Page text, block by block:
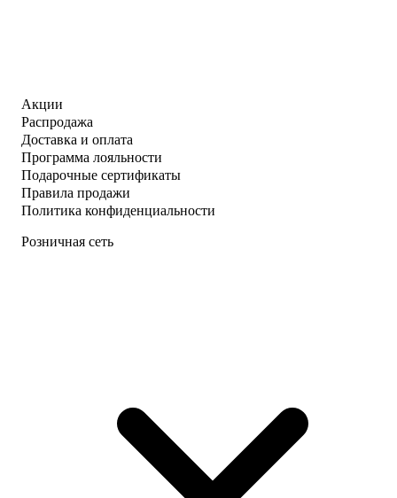
Акции
Распродажа
Доставка и оплата
Программа лояльности
Подарочные сертификаты
Правила продажи
Политика конфиденциальности
Розничная сеть